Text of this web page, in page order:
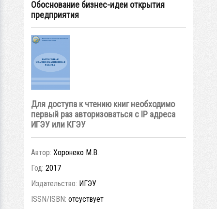
Обоснование бизнес-идеи открытия
предприятия
Для доступа к чтению книг необходимо
первый раз авторизоваться с IP адреса
ИГЭУ или КГЭУ
Автор: Хоронеко М.В.
Год: 2017
Издательство: ИГЭУ
ISSN/ISBN: отсуствует